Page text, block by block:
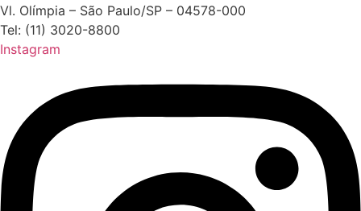
Vl. Olímpia – São Paulo/SP – 04578-000
Tel: (11) 3020-8800
Instagram